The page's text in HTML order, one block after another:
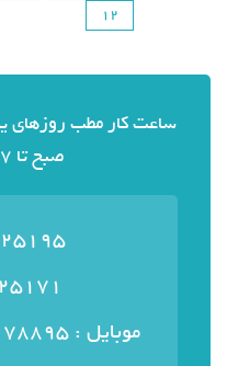
12
صبح تا 7 عصر می باشد
- 021
-021
موبایل : ۰۹۱۲۸۱۷۸۸۹۵